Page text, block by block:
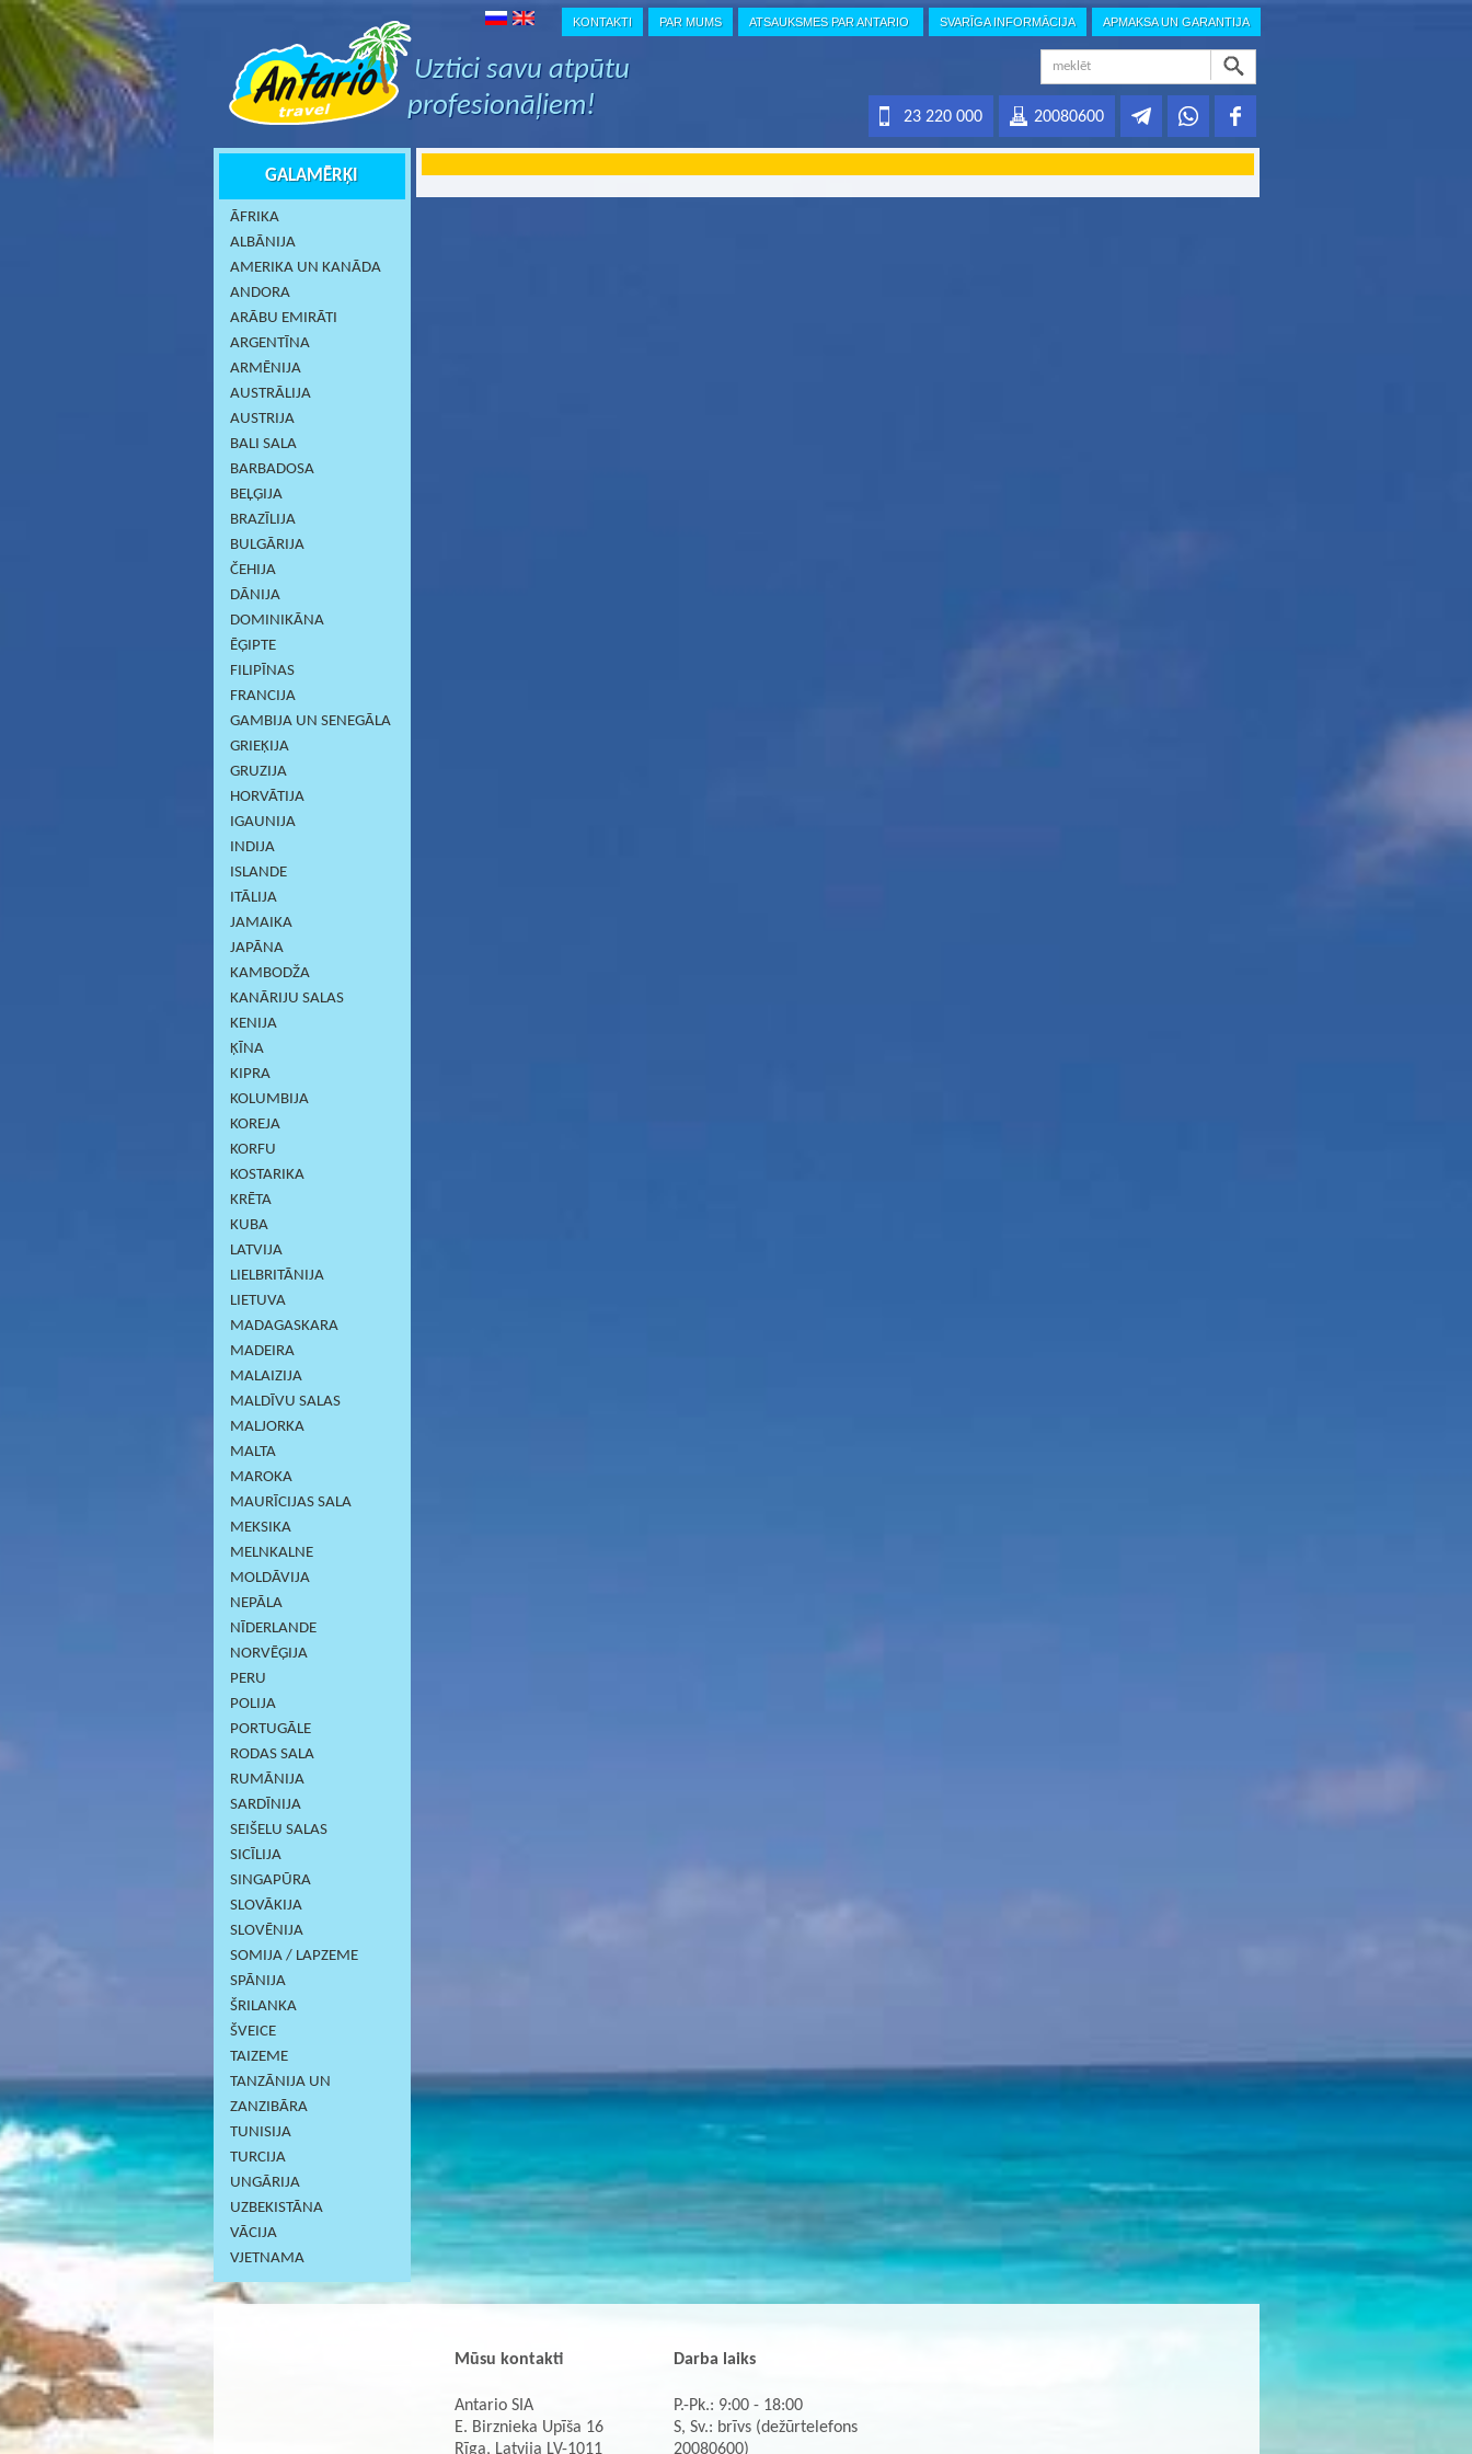
KONTAKTI PAR MUMS ATSAUKSMES PAR ANTARIO SVARĪGA INFORMĀCIJA APMAKSA UN GARANTIJA
Uztici savu atpūtu
profesionāļiem!
20080600
23 220 000
GALAMĒRĶI
ĀFRIKA
ALBĀNIJA
AMERIKA UN KANĀDA
ANDORA
ARĀBU EMIRĀTI
ARGENTĪNA
ARMĒNIJA
AUSTRĀLIJA
AUSTRIJA
BALI SALA
BARBADOSA
BEĻĢIJA
BRAZĪLIJA
BULGĀRIJA
ČEHIJA
DĀNIJA
DOMINIKĀNA
ĒĢIPTE
FILIPĪNAS
FRANCIJA
GAMBIJA UN SENEGĀLA
GRIEĶIJA
GRUZIJA
HORVĀTIJA
IGAUNIJA
INDIJA
ISLANDE
ITĀLIJA
JAMAIKA
JAPĀNA
KAMBODŽA
KANĀRIJU SALAS
KENIJA
ĶĪNA
KIPRA
KOLUMBIJA
KOREJA
KORFU
KOSTARIKA
KRĒTA
KUBA
LATVIJA
LIELBRITĀNIJA
LIETUVA
MADAGASKARA
MADEIRA
MALAIZIJA
MALDĪVU SALAS
MALJORKA
MALTA
MAROKA
MAURĪCIJAS SALA
MEKSIKA
MELNKALNE
MOLDĀVIJA
NEPĀLA
NĪDERLANDE
NORVĒĢIJA
PERU
POLIJA
PORTUGĀLE
RODAS SALA
RUMĀNIJA
SARDĪNIJА
SEIŠELU SALAS
SICĪLIJA
SINGAPŪRA
SLOVĀKIJA
SLOVĒNIJA
SOMIJA / LAPZEME
SPĀNIJA
ŠRILANKA
ŠVEICE
TAIZEME
TANZĀNIJA UN
ZANZIBĀRA
TUNISIJA
TURCIJA
UNGĀRIJA
UZBEKISTĀNA
VĀCIJA
VJETNAMA
Mūsu kontakti
Antario SIA
E. Birznieka Upīša 16
Rīga, Latvija LV-1011
Darba laiks
P.-Pk.: 9:00 - 18:00
S, Sv.: brīvs (dežūrtelefons
20080600)